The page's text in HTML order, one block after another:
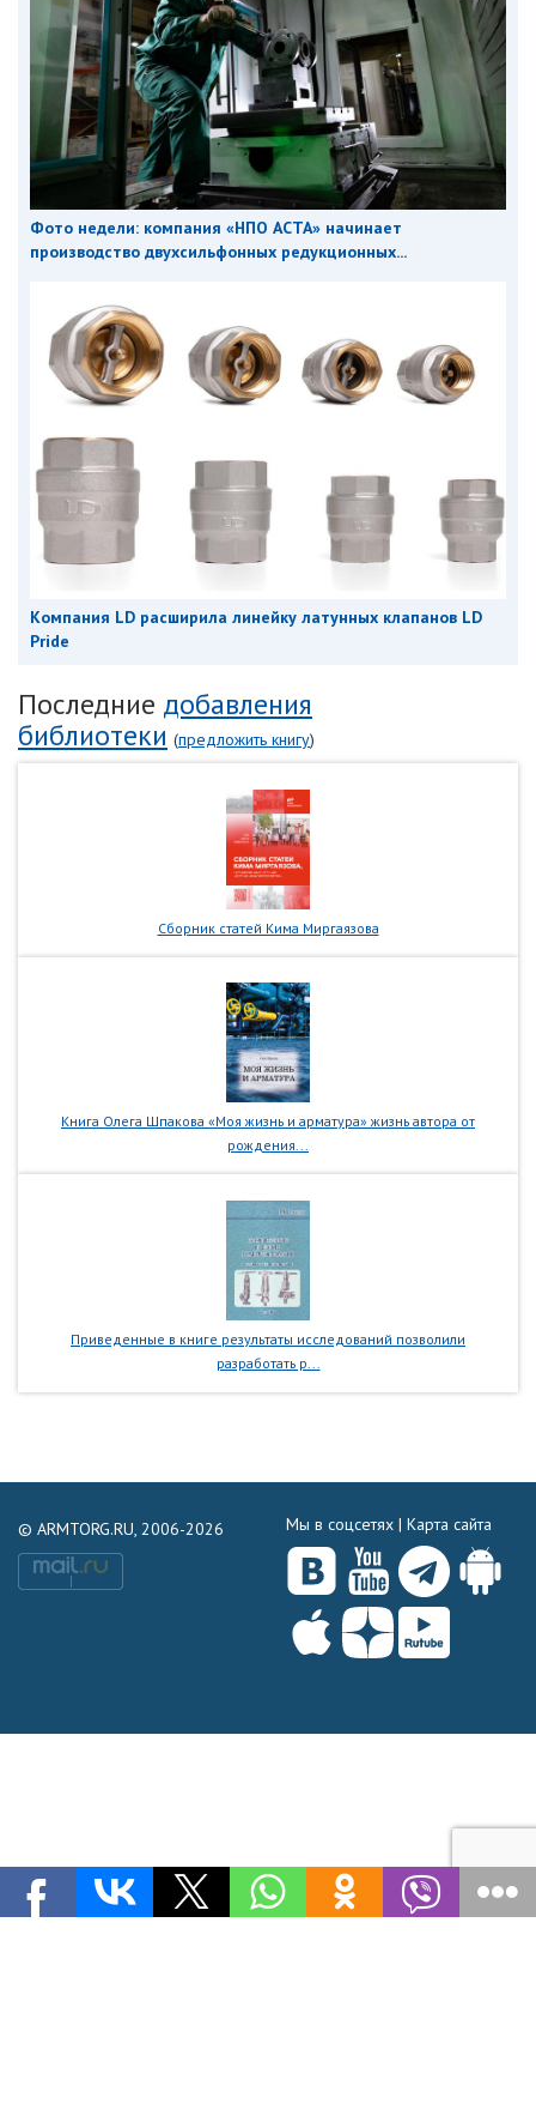
Фото недели: компания «НПО АСТА» начинает
производство двухсильфонных редукционных...
Компания LD расширила линейку латунных клапанов LD
Pride
Последние добавления
библиотеки (предложить книгу)
Сборник статей Кима Миргаязова
Книга Олега Шпакова «Моя жизнь и арматура» жизнь автора от
рождения...
Приведенные в книге результаты исследований позволили
разработать р...
© ARMTORG.RU, 2006-2026 Мы в соцсетях | Карта сайта